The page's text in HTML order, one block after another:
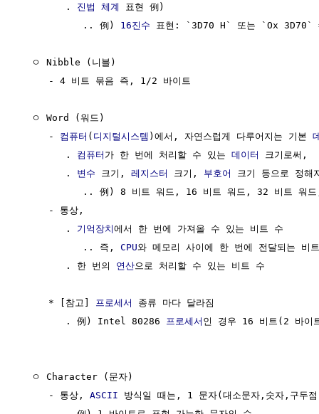
        .
진법 체계
표현 例)
           .. 例)
16진수 표현: `3D70 H` 또는 `Ox
  ㅇ Nibble (니블)
     - 4 비트 묶음 즉, 1/2 바이트
  ㅇ Word (워드)
     -
컴퓨터 ( 디지털시스템 )에서, 자연스럽게 다루어지는 기본
        .
컴퓨터 가 한 번에 처리할 수 있는 데이터
크기로써,
        .
변수 크기, 레지스터 크기, 부호어
크기 등으로 정해
.. 例) 8 비트 워드, 16 비트 워드, 32 비트 워드
     - 통상,
        .
기억장치에서 한 번에 가져올 수 있는 비트 수
           .. 즉,
CPU와 메모리 사이에 한 번에 전달되는 비
        . 한 번의
연산으로 처리할 수 있는 비트 수
     * [참고]
프로세서
종류 마다 달라짐
        . 例) Intel 80286
프로세서 인 경우 16 비트(2 바이
  ㅇ Character (문자)
     - 통상,
ASCII 방식일 때는, 1 문자(대소문자,숫자,구두